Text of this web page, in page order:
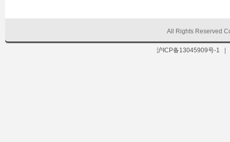
All Rights Reserved
沪ICP备13045909号-1